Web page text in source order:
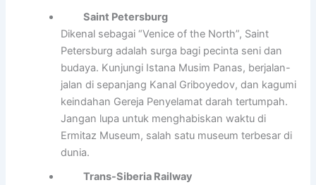
Saint Petersburg
Dikenal sebagai “Venice of the North”, Saint
Petersburg adalah surga bagi pecinta seni dan
budaya. Kunjungi Istana Musim Panas, berjalan-
jalan di sepanjang Kanal Griboyedov, dan kagumi
keindahan Gereja Penyelamat darah tertumpah.
Jangan lupa untuk menghabiskan waktu di
Ermitaz Museum, salah satu museum terbesar di
dunia.
Trans-Siberia Railway